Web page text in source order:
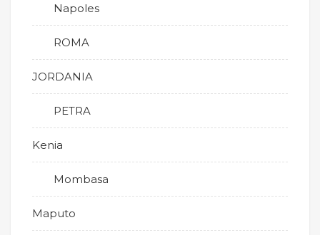
Napoles
ROMA
JORDANIA
PETRA
Kenia
Mombasa
Maputo